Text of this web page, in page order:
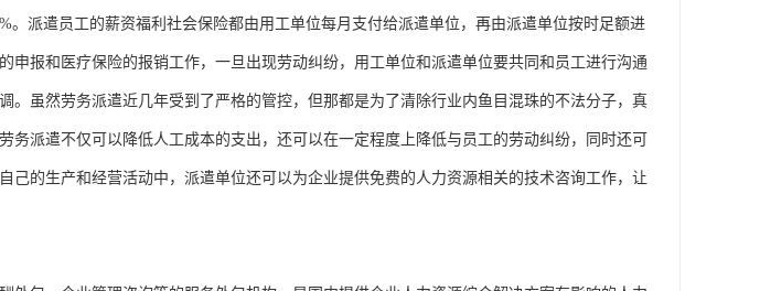
。派遣员工的薪资福利社会保险都由用工单位每月支付给派遣单位，再由派遣单位按时足额进
申报和医疗保险的报销工作，一旦出现劳动纠纷，用工单位和派遣单位要共同和员工进行沟通
。虽然劳务派遣近几年受到了严格的管控，但那都是为了清除行业内鱼目混珠的不法分子，真
务派遣不仅可以降低人工成本的支出，还可以在一定程度上降低与员工的劳动纠纷，同时还可
己的生产和经营活动中，派遣单位还可以为企业提供免费的人力资源相关的技术咨询工作，让